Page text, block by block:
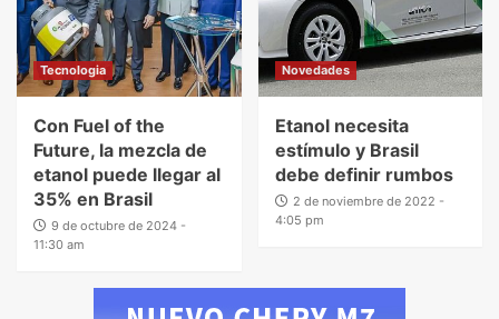
Tecnologia
Con Fuel of the
Future, la mezcla de
etanol puede llegar al
35% en Brasil
9 de octubre de 2024 -
11:30 am
Novedades
Etanol necesita
estímulo y Brasil
debe definir rumbos
2 de noviembre de 2022 -
4:05 pm